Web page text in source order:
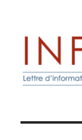
Inforprof